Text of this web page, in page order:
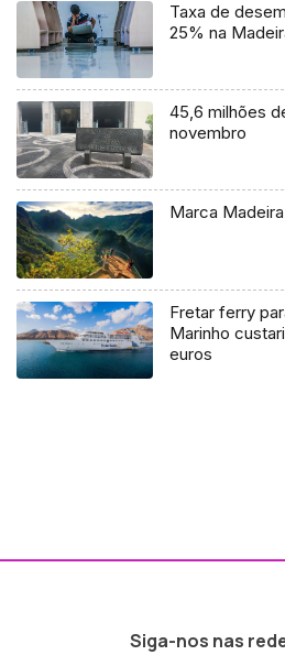
Taxa de
25% na
45,6 milhões
novembro
Marca
Fretar ferry
Marinho
euros
Siga-nos nas